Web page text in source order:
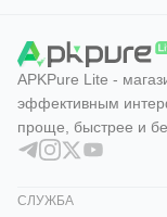
APKPure Lite -
эффективным
проще, быстрее и
СЛУЖБА